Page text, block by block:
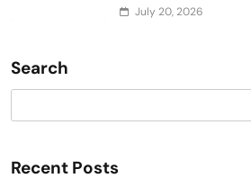
July 20, 2026
Search
Recent Posts